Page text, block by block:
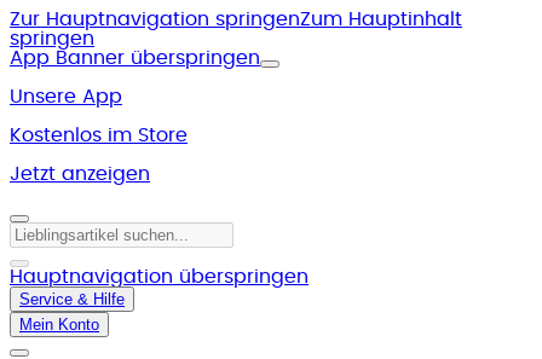
Zur Hauptnavigation springenZum Hauptinhalt
springen
App Banner überspringen
Unsere App
Kostenlos im Store
Jetzt anzeigen
Hauptnavigation überspringen
Service & Hilfe
Mein Konto